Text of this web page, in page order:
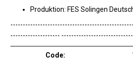
Produktion: FES Solingen
--------------------
Code: